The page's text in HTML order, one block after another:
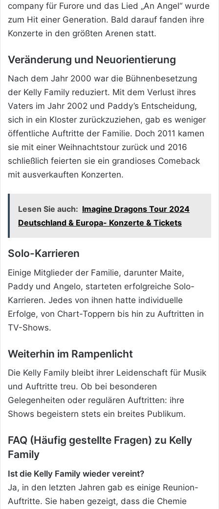
company für Furore und das Lied „An Angel“ wurde
zum Hit einer Generation. Bald darauf fanden ihre
Konzerte in den größten Arenen statt.
Veränderung und Neuorientierung
Nach dem Jahr 2000 war die Bühnenbesetzung
der Kelly Family reduziert. Mit dem Verlust ihres
Vaters im Jahr 2002 und Paddy’s Entscheidung,
sich in ein Kloster zurückzuziehen, gab es weniger
öffentliche Auftritte der Familie. Doch 2011 kamen
sie mit einer Weihnachtstour zurück und 2016
schließlich feierten sie ein grandioses Comeback
mit ausverkauften Konzerten.
Lesen Sie auch: Imagine Dragons Tour 2024
Deutschland & Europa- Konzerte & Tickets
Solo-Karrieren
Einige Mitglieder der Familie, darunter Maite,
Paddy und Angelo, starteten erfolgreiche Solo-
Karrieren. Jedes von ihnen hatte individuelle
Erfolge, von Chart-Toppern bis hin zu Auftritten in
TV-Shows.
Weiterhin im Rampenlicht
Die Kelly Family bleibt ihrer Leidenschaft für Musik
und Auftritte treu. Ob bei besonderen
Gelegenheiten oder regulären Auftritten: ihre
Shows begeistern stets ein breites Publikum.
FAQ (Häufig gestellte Fragen) zu Kelly
Family
Ist die Kelly Family wieder vereint?
Ja, in den letzten Jahren gab es einige Reunion-
Auftritte. Sie haben gezeigt, dass die Chemie